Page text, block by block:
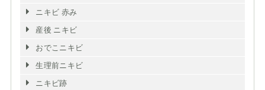
ニキビ 赤み
産後 ニキビ
おでこニキビ
生理前ニキビ
ニキビ跡